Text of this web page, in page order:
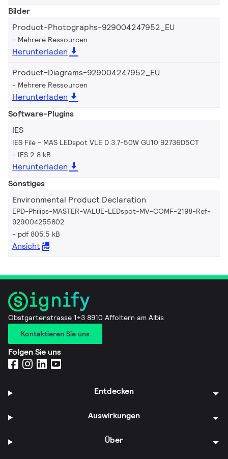
Bilder
Product-Photographs-929004247952_EU
Mehrere Ressourcen
Herunterladen
Product-Diagrams-929004247952_EU
Mehrere Ressourcen
Herunterladen
Software-Plugins
IES
IES File - MAS LEDspot VLE D 3.7-50W GU10 92736D5CT
IES 2.8 kB
Herunterladen
Sonstiges
Environmental Product Declaration
EPD-Philips-MASTER-VALUE-LEDspot-MV-COMF-2198-Ref-
929004255802
pdf 805.5 kB
Ansicht
Obstgartenstrasse 1+3 8910 Affoltern am Albis
Kontaktieren Sie uns
Folgen Sie uns
Entdecken
Auswirkungen
Über